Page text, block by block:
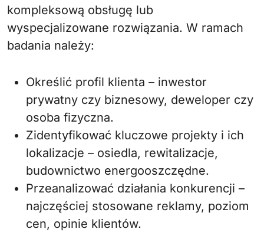
kompleksową obsługę lub
wyspecjalizowane rozwiązania. W ramach
badania należy:
Określić profil klienta – inwestor
prywatny czy biznesowy, deweloper czy
osoba fizyczna.
Zidentyfikować kluczowe projekty i ich
lokalizacje – osiedla, rewitalizacje,
budownictwo energooszczędne.
Przeanalizować działania konkurencji –
najczęściej stosowane reklamy, poziom
cen, opinie klientów.